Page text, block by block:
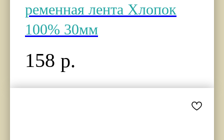
ременная лента Хлопок
100% 30мм
158 р.